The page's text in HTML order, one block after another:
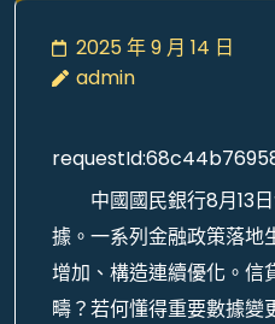
2025 年 9 月 14 日
admin
中國國民銀行8月13
據。一系列金融政策落地
增加、構造連續優化。信
疇？若何懂得重要數據變